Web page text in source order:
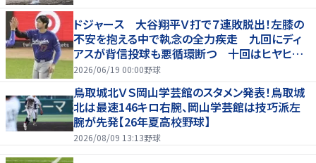
ドジャース 大谷翔平Ｖ打で７連敗脱出！左膝の
不安を抱える中で執念の全力疾走 九回にディ
アスが背信投球も悪循環断つ 十回はヒヤヒヤ
もリード守る
2026/06/19 00:00野球
鳥取城北ＶＳ岡山学芸館のスタメン発表！鳥取城
北は最速146キロ右腕、岡山学芸館は技巧派左
腕が先発【26年夏高校野球】
2026/08/09 13:13野球